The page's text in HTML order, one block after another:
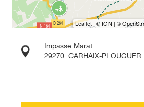
Impasse Marat
29270 CARHAIX-PLOUGUER